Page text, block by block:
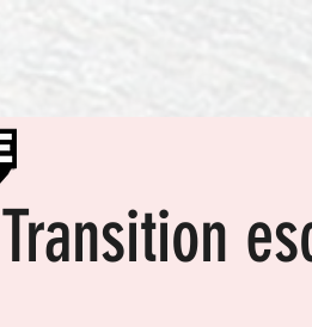
Transition